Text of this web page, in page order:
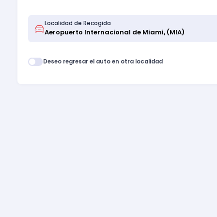
Localidad de Recogida
Deseo regresar el auto en otra localidad